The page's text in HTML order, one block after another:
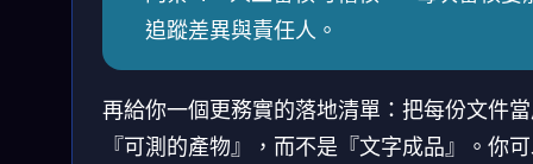
追蹤差異與責任人。
再給你一個更務實的落地清單：把每份文件
『可測的產物』，而不是『文字成品』。你